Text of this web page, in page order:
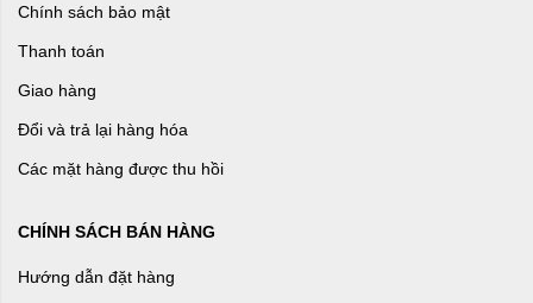
Chính sách bảo mật
Thanh toán
Giao hàng
Đổi và trả lại hàng hóa
Các mặt hàng được thu hồi
CHÍNH SÁCH BÁN HÀNG
Hướng dẫn đặt hàng